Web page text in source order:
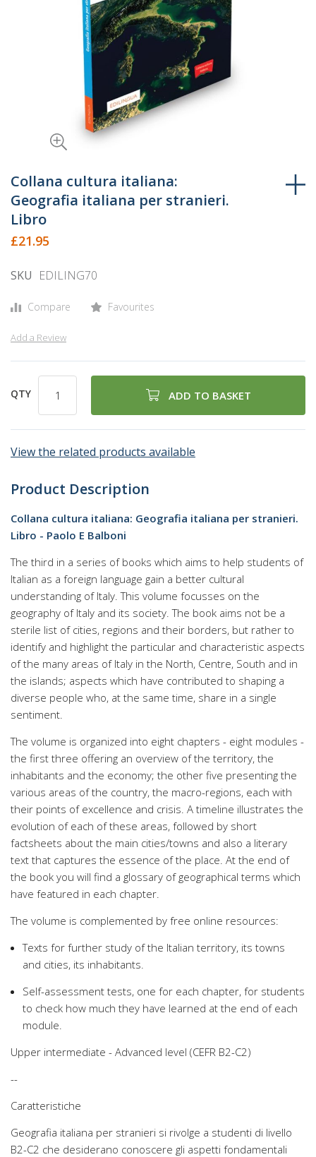
to
the
beginning
of
the
gallery
Collana cultura italiana:
Geografia italiana per stranieri.
Libro
£21.95
SKU EDILING70
Compare Favourites
Add a Review
QTY ADD TO BASKET
View the related products available
Product Description
Collana cultura italiana: Geografia italiana per stranieri.
Libro - Paolo E Balboni
The third in a series of books which aims to help students of
Italian as a foreign language gain a better cultural
understanding of Italy. This volume focusses on the
geography of Italy and its society. The book aims not be a
sterile list of cities, regions and their borders, but rather to
identify and highlight the particular and characteristic aspects
of the many areas of Italy in the North, Centre, South and in
the islands; aspects which have contributed to shaping a
diverse people who, at the same time, share in a single
sentiment.
The volume is organized into eight chapters - eight modules -
the first three offering an overview of the territory, the
inhabitants and the economy; the other five presenting the
various areas of the country, the macro-regions, each with
their points of excellence and crisis. A timeline illustrates the
evolution of each of these areas, followed by short
factsheets about the main cities/towns and also a literary
text that captures the essence of the place. At the end of
the book you will find a glossary of geographical terms which
have featured in each chapter.
The volume is complemented by free online resources:
Texts for further study of the Italian territory, its towns
and cities, its inhabitants.
Self-assessment tests, one for each chapter, for students
to check how much they have learned at the end of each
module.
Upper intermediate - Advanced level (CEFR B2-C2)
--
Caratteristiche
Geografia italiana per stranieri si rivolge a studenti di livello
B2-C2 che desiderano conoscere gli aspetti fondamentali